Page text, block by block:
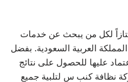
لكل من يبحث عن خدمات
العربية السعودية. بفضل
عليها للحصول على نتائج
نظافة كنب س لتلبية جميع